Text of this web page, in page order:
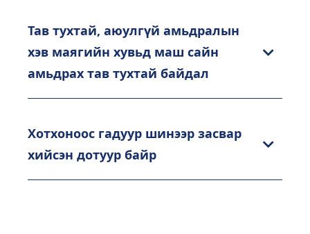
Тав тухтай, аюулгүй амьдралын
хэв маягийн хувьд маш сайн
амьдрах тав тухтай байдал
Хотхоноос гадуур шинээр засвар
хийсэн дотуур байр